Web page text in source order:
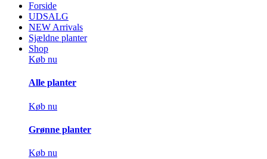
Forside
UDSALG
NEW Arrivals
Sjældne planter
Shop
Køb nu
Alle planter
Køb nu
Grønne planter
Køb nu